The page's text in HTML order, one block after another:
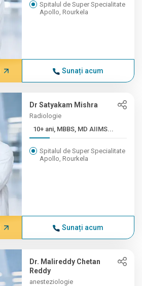
Spitalul de Super Specialitate
Apollo, Rourkela
Sunați acum
Dr Satyakam Mishra
Radiologie
10+ ani, MBBS, MD AIIMS...
Spitalul de Super Specialitate
Apollo, Rourkela
Sunați acum
Dr. Malireddy Chetan
Reddy
anesteziologie